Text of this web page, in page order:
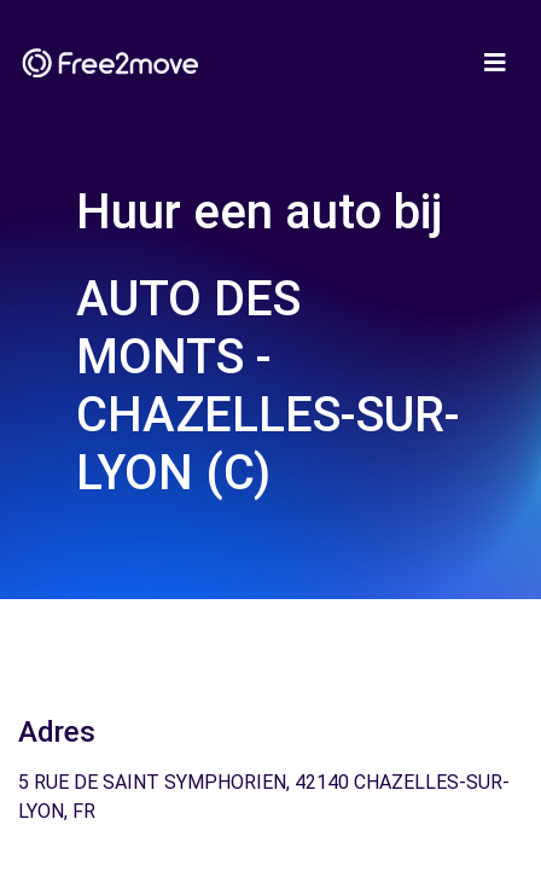
Huur een auto bij
AUTO DES
MONTS -
CHAZELLES-SUR-
LYON (C)
Adres
5 RUE DE SAINT SYMPHORIEN, 42140 CHAZELLES-SUR-
LYON, FR